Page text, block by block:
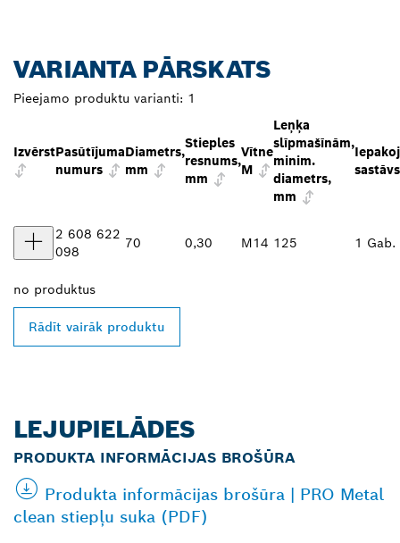
VARIANTA PĀRSKATS
Pieejamo produktu varianti: 1
IzvērstPasūtījuma
numurs
Diametrs,
mm
Stieples
resnums,
mm
Vītne
M
Leņķa
slīpmašīnām,
minim.
diametrs,
mm
sastāvs
2 608 622
098
70 0,30 M14 125 1 Gab.
no produktus
Rādīt vairāk produktu
LEJUPIELĀDES
PRODUKTA INFORMĀCIJAS BROŠŪRA
Produkta informācijas brošūra | PRO Metal
clean stiepļu suka (PDF)